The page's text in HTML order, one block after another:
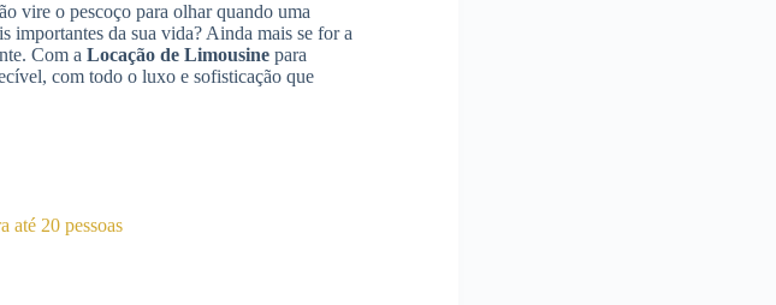
vire o pescoço para olhar quando uma
importantes da sua vida? Ainda mais se for a
Com a Locação de Limousine para
com todo o luxo e sofisticação que
até 20 pessoas